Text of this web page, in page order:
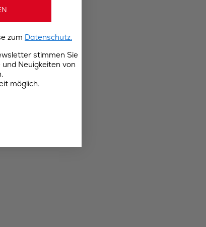
zum Datenschutz.
stimmen Sie
Neuigkeiten von
möglich.